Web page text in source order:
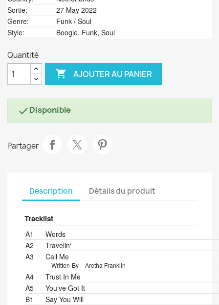
Sortie:
27 May 2022
Genre:
Funk / Soul
Style:
Boogie, Funk, Soul
Quantité
 AJOUTER AU PANIER
Disponible
Partager
Description Détails du produit
Tracklist
PositionTitle/Credits
A1
Words
A2
Travelin‘
A3
Call Me
Written-By – Aretha Franklin
A4
Trust In Me
A5
You‘ve Got It
B1
Say You Will